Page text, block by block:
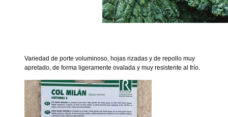
Variedad de porte voluminoso, hojas rizadas y de repollo muy
apretado, de forma ligeramente ovalada y muy resistente al frío.